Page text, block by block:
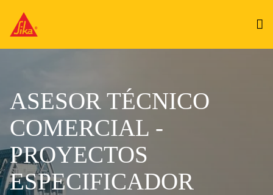
ASESOR TÉCNICO
COMERCIAL -
PROYECTOS
ESPECIFICADOR